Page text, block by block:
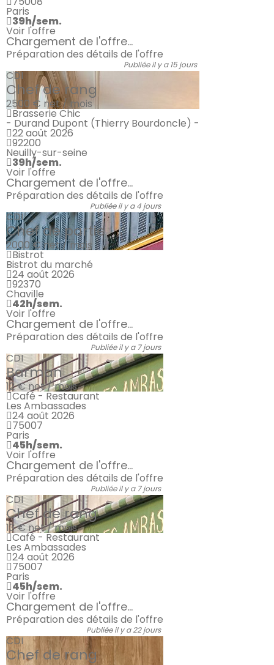
Paris
39h/sem.
Voir l'offre
Chargement de l'offre...
Préparation des détails de l'offre
Publiée il y a 15 jours
CDI
Chef de rang
2500 € net / mois
Brasserie Chic
- Durand Dupont (Thierry Bourdoncle) -
22 août 2026
92200
Neuilly-sur-seine
39h/sem.
Voir l'offre
Chargement de l'offre...
Préparation des détails de l'offre
Publiée il y a 4 jours
CDI
Chef de partie
2000 €net / mois
Bistrot
Bistrot du marché
24 août 2026
92370
Chaville
42h/sem.
Voir l'offre
Chargement de l'offre...
Préparation des détails de l'offre
Publiée il y a 7 jours
CDI
Barman
12 €net / mois
Café - Restaurant
Les Ambassades
24 août 2026
75007
Paris
45h/sem.
Voir l'offre
Chargement de l'offre...
Préparation des détails de l'offre
Publiée il y a 7 jours
CDI
Chef de rang
13 €net / mois
Café - Restaurant
Les Ambassades
24 août 2026
75007
Paris
45h/sem.
Voir l'offre
Chargement de l'offre...
Préparation des détails de l'offre
Publiée il y a 22 jours
CDI
Chef de rang